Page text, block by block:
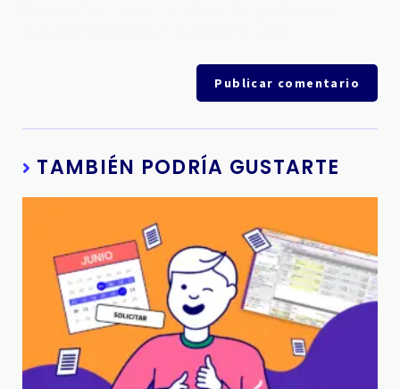
TAMBIÉN PODRÍA GUSTARTE